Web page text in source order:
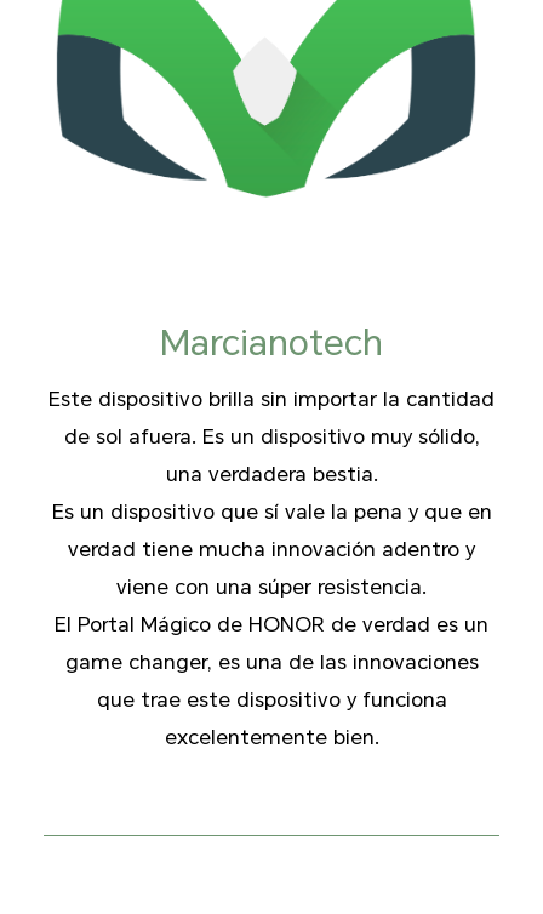
Marcianotech
Este dispositivo brilla sin importar la cantidad
de sol afuera. Es un dispositivo muy sólido,
una verdadera bestia.
Es un dispositivo que sí vale la pena y que en
verdad tiene mucha innovación adentro y
viene con una súper resistencia.
El Portal Mágico de HONOR de verdad es un
game changer, es una de las innovaciones
que trae este dispositivo y funciona
excelentemente bien.